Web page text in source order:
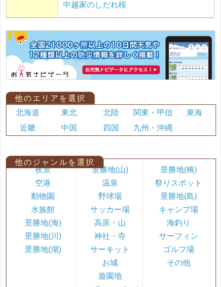
中越家のしだれ桜
他のエリアを選択
北海道
東北 北陸 関東・甲信
東海
近畿
中国 四国 九州・沖縄
他のジャンルを選択
夜景
空港
動物園
水族館
景勝地(海)
景勝地(川)
景勝地(湖)
景勝地(山)
温泉
野球場
サッカー場
高原・山
神社・寺
サーキット
お城
遊園地
景勝地(橋)
祭りスポット
景勝地(島)
キャンプ場
海釣り
サーフィン
ゴルフ場
その他